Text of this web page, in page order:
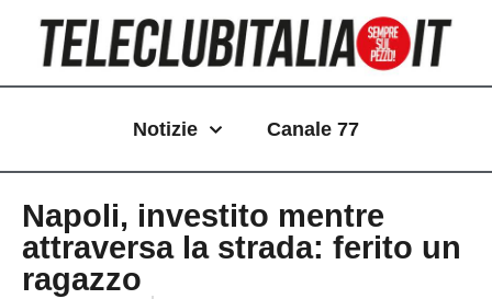
contenuto
Notizie Canale 77
Napoli, investito mentre
attraversa la strada: ferito un
ragazzo